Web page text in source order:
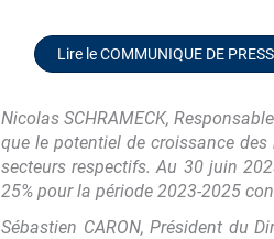
Lire le COMMUNIQUE DE
Nicolas SCHRAMECK,
que le potentiel de croissance
secteurs respectifs. Au 30 juin
25% pour la période 2023-2025
Sébastien CARON, Président du